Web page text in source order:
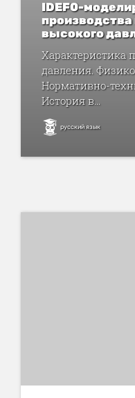
IDEF0-
высокого
Характеристика
давления.
Нормативно-
История в...
русский язык